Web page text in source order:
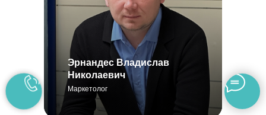
Эрнандес Владислав
Николаевич
Маркетолог